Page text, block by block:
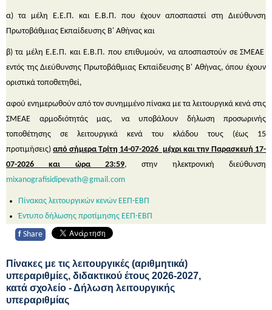
α) τα μέλη Ε.Ε.Π. και Ε.Β.Π. που έχουν αποσπαστεί στη Διεύθυνση
Πρωτοβάθμιας Εκπαίδευσης Β' Αθήνας και
β) τα μέλη Ε.Ε.Π. και Ε.Β.Π. που επιθυμούν, να αποσπαστούν σε ΣΜΕΑΕ
εντός της Διεύθυνσης Πρωτοβάθμιας Εκπαίδευσης Β' Αθήνας, όπου έχουν
οριστικά τοποθετηθεί,
αφού ενημερωθούν από τον συνημμένο πίνακα με τα λειτουργικά κενά στις
ΣΜΕΑΕ αρμοδιότητάς μας, να υποβάλουν δήλωση προσωρινής
τοποθέτησης σε λειτουργικά κενά του κλάδου τους (έως 15
προτιμήσεις)από σήμερα Τρίτη 14-07-2026 μέχρι και την Παρασκευή 17-
07-2026 και ώρα 23:59, στην ηλεκτρονική διεύθυνση
mixanografisidipevath@gmail.com
Πίνακας λειτουργικών κενών ΕΕΠ-ΕΒΠ
Έντυπο δήλωσης προτίμησης ΕΕΠ-ΕΒΠ
f Share
Πίνακες με τις λειτουργικές (αριθμητικά)
υπεραριθμίες, διδακτικού έτους 2026-2027,
κατά σχολείο - Δήλωση λειτουργικής
υπεραριθμίας